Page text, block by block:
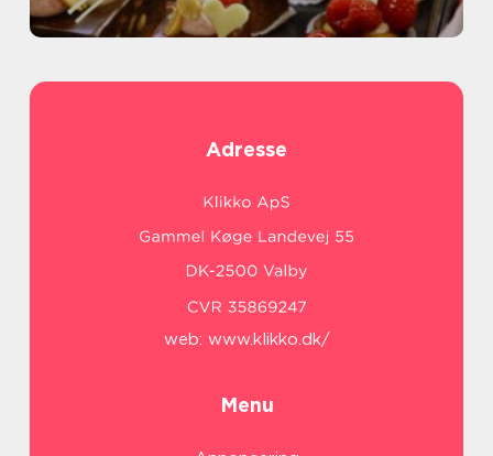
Adresse
web: www.klikko.dk/
Menu